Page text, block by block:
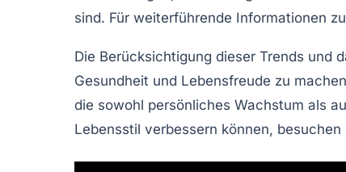
sind. Für weiterführende Informationen
Die Berücksichtigung dieser Trends und
Gesundheit und Lebensfreude zu
die sowohl persönliches Wachstum als
Lebensstil verbessern können, besuchen